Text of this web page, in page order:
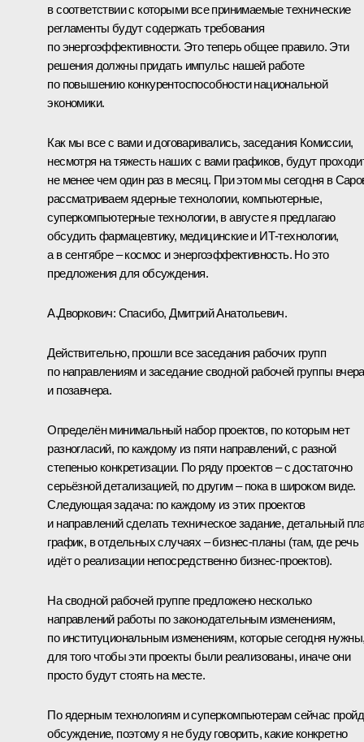
в соответствии с которыми все принимаемые технические
регламенты будут содержать требования
по энергоэффективности. Это теперь общее правило. Эти
решения должны придать импульс нашей работе
по повышению конкурентоспособности национальной
экономики.
Как мы все с вами и договаривались, заседания Комиссии,
несмотря на тяжесть наших с вами графиков, будут
не менее чем один раз в месяц. При этом мы сегодня в
рассматриваем ядерные технологии, компьютерные,
суперкомпьютерные технологии, в августе я предлагаю
обсудить фармацевтику, медицинские и ИТ-технологии,
а в сентябре – космос и энергоэффективность. Но это
предложения для обсуждения.
А.Дворкович: Спасибо, Дмитрий Анатольевич.
Действительно, прошли все заседания рабочих групп
по направлениям и заседание сводной рабочей группы вчера
и позавчера.
Определён минимальный набор проектов, по которым нет
разногласий, по каждому из пяти направлений, с разной
степенью конкретизации. По ряду проектов – с достаточно
серьёзной детализацией, по другим – пока в широком виде.
Следующая задача: по каждому из этих проектов
и направлений сделать техническое задание, детальный
график, в отдельных случаях – бизнес-планы (там, где речь
идёт о реализации непосредственно бизнес-проектов).
На сводной рабочей группе предложено несколько
направлений работы по законодательным изменениям,
по институциональным изменениям, которые сегодня
для того чтобы эти проекты были реализованы, иначе они
просто будут стоять на месте.
По ядерным технологиям и суперкомпьютерам сейчас
обсуждение, поэтому я не буду говорить, какие конкретно